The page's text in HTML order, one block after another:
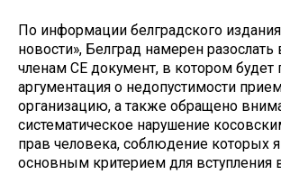
По информации белградского
новости», Белград намерен
членам СЕ документ, в котором будет
аргументация о недопустимости
организацию, а также обращено
систематическое нарушение
прав человека, соблюдение которых
основным критерием для вступления